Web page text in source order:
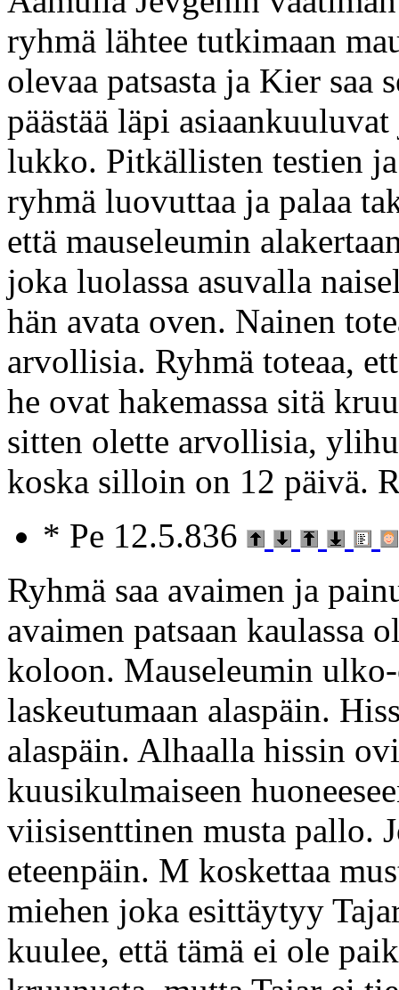
ryhmä lähtee tutkimaan
olevaa patsasta ja Kier saa
päästää läpi
lukko. Pitkällisten testien
ryhmä luovuttaa ja palaa
että mauseleumin
joka luolassa asuvalla
hän avata oven. Nainen
arvollisia. Ryhmä toteaa,
he ovat hakemassa sitä
sitten olette arvollisia,
koska silloin on 12 päivä.
* Pe 12.5.836
Ryhmä saa avaimen ja
avaimen patsaan kaulassa
koloon. Mauseleumin
laskeutumaan alaspäin.
alaspäin. Alhaalla hissin
kuusikulmaiseen
viisisenttinen musta pallo.
eteenpäin. M koskettaa
miehen joka esittäytyy
kuulee, että tämä ei ole